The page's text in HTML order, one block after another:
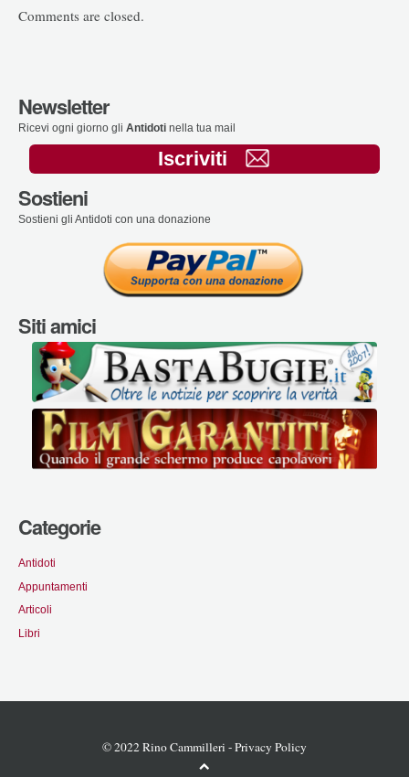
Comments are closed.
Newsletter
Ricevi ogni giorno gli Antidoti nella tua mail
Iscriviti
Sostieni
Sostieni gli Antidoti con una donazione
Siti amici
Categorie
Antidoti
Appuntamenti
Articoli
Libri
© 2022 Rino Cammilleri -Privacy Policy